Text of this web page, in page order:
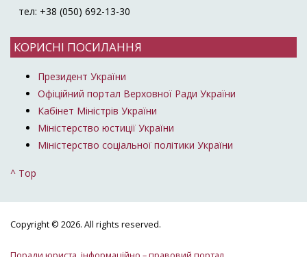
тел: +38 (050) 692-13-30
КОРИСНІ ПОСИЛАННЯ
Президент України
Офіційний портал Верховної Ради України
Кабінет Міністрів України
Міністерство юстиції України
Міністерство соціальної політики України
^ Top
Copyright © 2026. All rights reserved.